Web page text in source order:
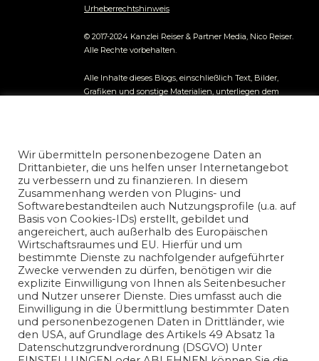
Urheberrechtshinweis
© 2017-2024 Kanzlei Reiser & Partner Media, Nico Reiser.
Alle Rechte vorbehalten.
Alle Inhalte dieses Blogs, einschließlich Text, Bilder,
Grafiken und sonstige Materialien, unterliegen dem
und Publikationsanfragen richten Sie bitte an unsere
Redaktion.
Die auf diesem Blog veröffentlichten Informationen
dienen ausschließlich allgemeinen
Informationszwecken. Der Autor übernimmt keine
Gewähr für die Richtigkeit, Vollständigkeit oder
Aktualität der bereitgestellten Informationen. Jegliche
Haftung für Schäden, die direkt oder indirekt aus der
Nutzung der Inhalte entstehen, wird ausgeschlossen.
Wir übermitteln personenbezogene Daten an
Drittanbieter, die uns helfen unser Internetangebot
zu verbessern und zu finanzieren. In diesem
Zusammenhang werden von Plugins- und
Softwarebestandteilen auch Nutzungsprofile (u.a. auf
Basis von Cookies-IDs) erstellt, gebildet und
angereichert, auch außerhalb des Europäischen
Wirtschaftsraumes und EU. Hierfür und um
bestimmte Dienste zu nachfolgender aufgeführter
Zwecke verwenden zu dürfen, benötigen wir die
explizite Einwilligung von Ihnen als Seitenbesucher
und Nutzer unserer Dienste. Dies umfasst auch die
Einwilligung in die Übermittlung bestimmter Daten
und personenbezogenen Daten in Drittländer, wie
den USA, auf Grundlage des Artikels 49 Absatz 1a
Datenschutzgrundverordnung (DSGVO) Unter